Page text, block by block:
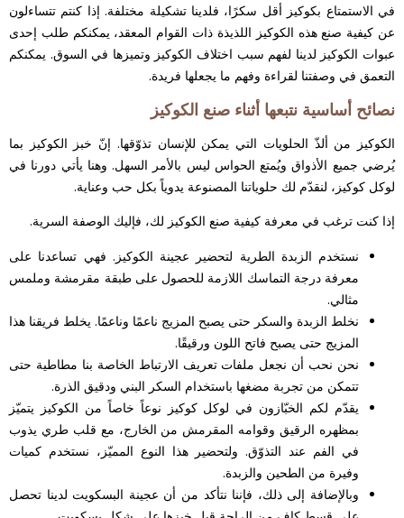
في الاستمتاع بكوكيز أقل سكرًا، فلدينا تشكيلة مختلفة. إذا كنتم تتساءلون
عن كيفية صنع هذه الكوكيز اللذيذة ذات القوام المعقد، يمكنكم طلب إحدى
عبوات الكوكيز لدينا لفهم سبب اختلاف الكوكيز وتميزها في السوق. يمكنكم
التعمق في وصفتنا لقراءة وفهم ما يجعلها فريدة.
نصائح أساسية نتبعها أثناء صنع الكوكيز
الكوكيز من ألذّ الحلويات التي يمكن للإنسان تذوّقها. إنّ خبز الكوكيز بما
يُرضي جميع الأذواق ويُمتع الحواس ليس بالأمر السهل. وهنا يأتي دورنا في
لوكل كوكيز، لنقدّم لك حلوياتنا المصنوعة يدوياً بكل حب وعناية.
إذا كنت ترغب في معرفة كيفية صنع الكوكيز لك، فإليك الوصفة السرية.
نستخدم الزبدة الطرية لتحضير عجينة الكوكيز. فهي تساعدنا على
معرفة درجة التماسك اللازمة للحصول على طبقة مقرمشة وملمس
مثالي.
نخلط الزبدة والسكر حتى يصبح المزيج ناعمًا وناعمًا. يخلط فريقنا هذا
المزيج حتى يصبح فاتح اللون ورقيقًا.
نحن نحب أن نجعل ملفات تعريف الارتباط الخاصة بنا مطاطية حتى
تتمكن من تجربة مضغها باستخدام السكر البني ودقيق الذرة.
يقدّم لكم الخبّازون في لوكل كوكيز نوعاً خاصاً من الكوكيز يتميّز
بمظهره الرقيق وقوامه المقرمش من الخارج، مع قلب طري يذوب
في الفم عند التذوّق. ولتحضير هذا النوع المميّز، نستخدم كميات
وفيرة من الطحين والزبدة.
وبالإضافة إلى ذلك، فإننا نتأكد من أن عجينة البسكويت لدينا تحصل